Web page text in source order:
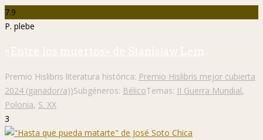
7.9
P. plebe
«Entre los muertos» de Stanisław Lem
Premio Hislibris literatura histórica: Premio Hislibris mejor cubierta
2024 (ganador/a))Subgéneros: BélicoTemas: II Guerra Mundial,
Polonia, S. XX
3